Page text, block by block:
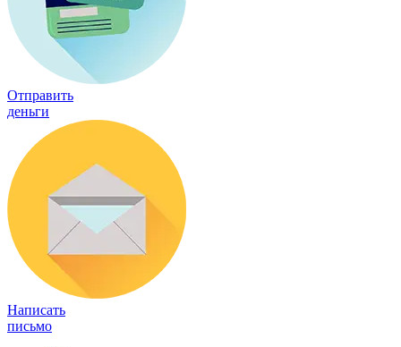
Отправить
деньги
Написать
письмо